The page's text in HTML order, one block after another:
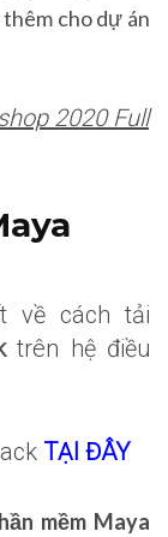
cho dự án
2020 Full
về cách tải
trên hệ điều
TẠI ĐÂY
mềm Maya